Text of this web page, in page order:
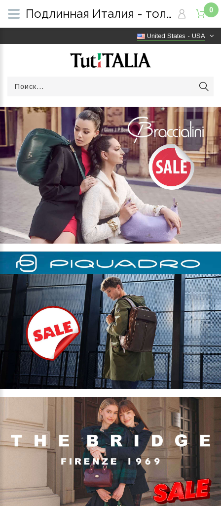
United States - USA
0
Подлинная Италия - только оригинальные товары | Бесплатная доставка по всему миру | TutITALIA